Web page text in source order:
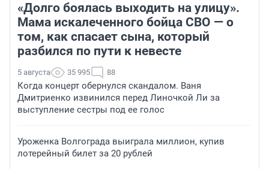
«Долго боялась выходить на улицу».
Мама искалеченного бойца СВО — о
том, как спасает сына, который
разбился по пути к невесте
5 августа 35 995 88
Когда концерт обернулся скандалом. Ваня
Дмитриенко извинился перед Линочкой Ли за
выступление сестры под ее голос
Уроженка Волгограда выиграла миллион, купив
лотерейный билет за 20 рублей